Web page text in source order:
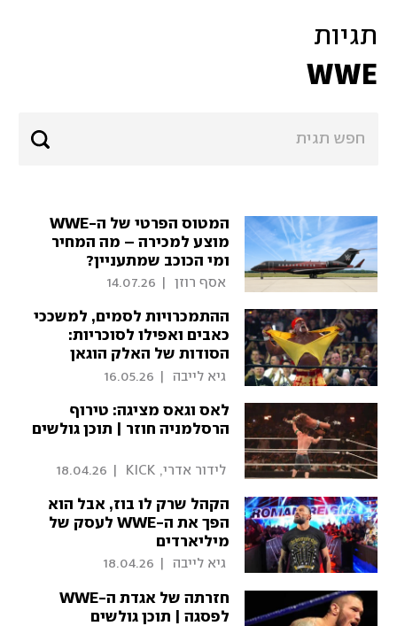
תגיות
WWE
המטוס הפרטי של ה-WWE
מוצע למכירה – מה המחיר
ומי הכוכב שמתעניין?
אסף רוזן 14.07.26
ההתמכרויות לסמים, למשככי
כאבים ואפילו לסוכריות:
הסודות של האלק הוגאן
נחשפים
גיא לייבה 16.05.26
לאס וגאס מציגה: טירוף
הרסלמניה חוזר | תוכן גולשים
לידור אדרי, KICK 18.04.26
הקהל שרק לו בוז, אבל הוא
הפך את ה-WWE לעסק של
מיליארדים
גיא לייבה 18.04.26
חזרתה של אגדת ה-WWE
לפסגה | תוכן גולשים